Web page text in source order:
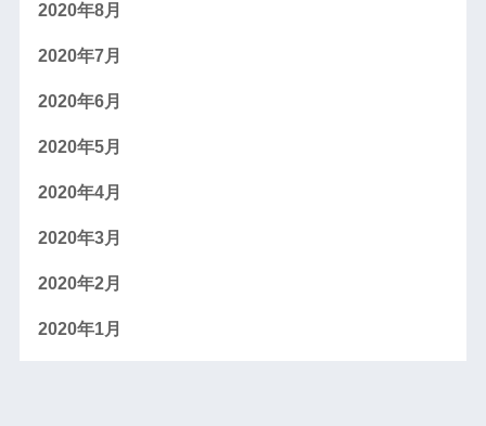
2020年8月
2020年7月
2020年6月
2020年5月
2020年4月
2020年3月
2020年2月
2020年1月